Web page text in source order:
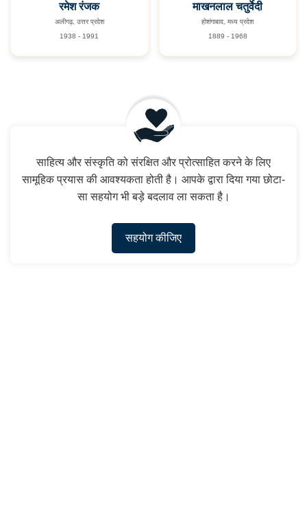
रमेश रंजक
अलीगढ़, उत्तर प्रदेश
1938 - 1991
माखनलाल चतुर्वेदी
होशंगाबाद, मध्य प्रदेश
1889 - 1968
साहित्य और संस्कृति को संरक्षित और प्रोत्साहित करने के लिए
सामूहिक प्रयास की आवश्यकता होती है। आपके द्वारा दिया गया छोटा-
सा सहयोग भी बड़े बदलाव ला सकता है।
सहयोग कीजिए